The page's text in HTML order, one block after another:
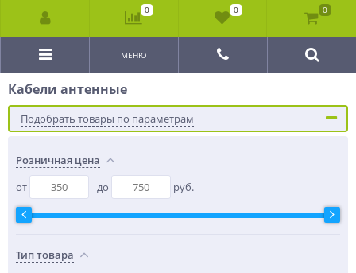
МЕНЮ
Кабели антенные
Подобрать товары по параметрам
Розничная цена
от
до руб.
Тип товара
0 0 0